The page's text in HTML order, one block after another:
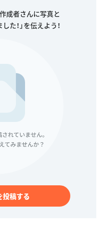
成者さんに写真と
た！」を伝えよう！
投稿する